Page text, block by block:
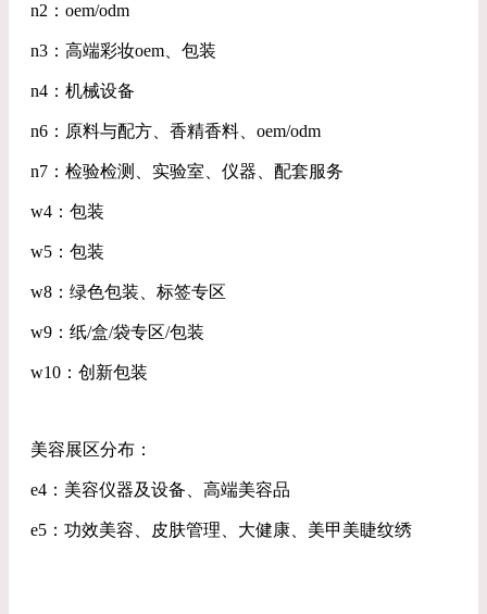
n2：oem/odm
n3：高端彩妆oem、包装
n4：机械设备
n6：原料与配方、香精香料、oem/odm
n7：检验检测、实验室、仪器、配套服务
w4：包装
w5：包装
w8：绿色包装、标签专区
w9：纸/盒/袋专区/包装
w10：创新包装
美容展区分布：
e4：美容仪器及设备、高端美容品
e5：功效美容、皮肤管理、大健康、美甲美睫纹绣